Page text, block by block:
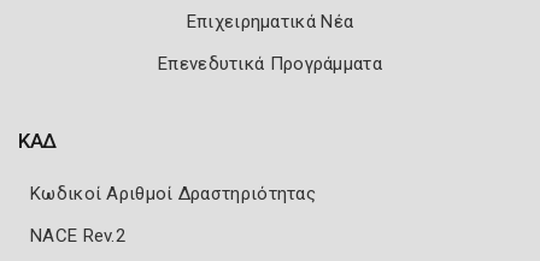
Επιχειρηματικά Νέα
Επενεδυτικά Προγράμματα
ΚΑΔ
Κωδικοί Αριθμοί Δραστηριότητας
NACE Rev.2